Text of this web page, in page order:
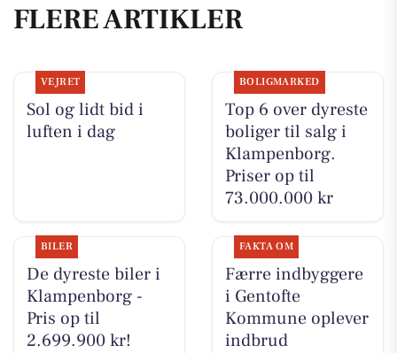
FLERE ARTIKLER
VEJRET
Sol og lidt bid i
luften i dag
BOLIGMARKED
Top 6 over dyreste
boliger til salg i
Klampenborg.
Priser op til
73.000.000 kr
BILER
De dyreste biler i
Klampenborg -
Pris op til
2.699.900 kr!
FAKTA OM
Færre indbyggere
i Gentofte
Kommune oplever
indbrud